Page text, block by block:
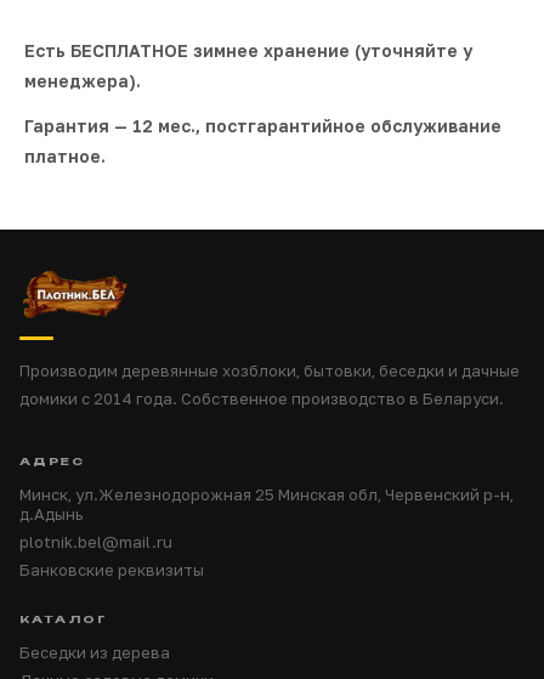
Есть БЕСПЛАТНОЕ зимнее хранение (уточняйте у
менеджера).
Гарантия — 12 мес., постгарантийное обслуживание
платное.
Производим деревянные хозблоки, бытовки, беседки и дачные
домики с 2014 года. Собственное производство в Беларуси.
АДРЕС
Минск, ул.Железнодорожная 25 Минская обл, Червенский р-н,
д.Адынь
plotnik.bel@mail.ru
Банковские реквизиты
КАТАЛОГ
Беседки из дерева